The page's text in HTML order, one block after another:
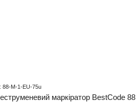
88-M-1-EU-75u
маркіратор BestCode 88